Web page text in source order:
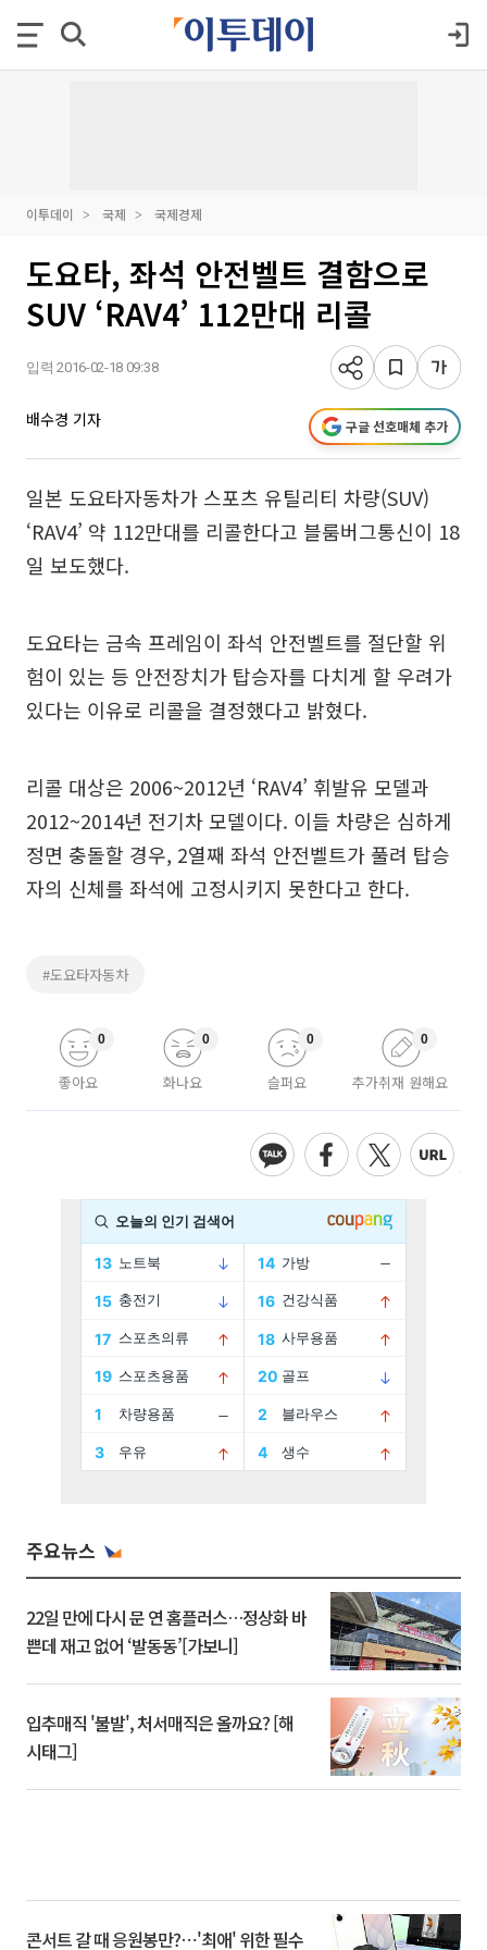
이투데이 국제 국제경제
도요타, 좌석 안전벨트 결함으로
SUV ‘RAV4’ 112만대 리콜
입력 2016-02-18 09:38
배수경 기자 구글 선호매체 추가
일본 도요타자동차가 스포츠 유틸리티 차량(SUV)
‘RAV4’ 약 112만대를 리콜한다고 블룸버그통신이 18
일 보도했다.
도요타는 금속 프레임이 좌석 안전벨트를 절단할 위
험이 있는 등 안전장치가 탑승자를 다치게 할 우려가
있다는 이유로 리콜을 결정했다고 밝혔다.
리콜 대상은 2006~2012년 ‘RAV4’ 휘발유 모델과
2012~2014년 전기차 모델이다. 이들 차량은 심하게
정면 충돌할 경우, 2열째 좌석 안전벨트가 풀려 탑승
자의 신체를 좌석에 고정시키지 못한다고 한다.
#도요타자동차
좋아요
0
화나요
0
슬퍼요
0
추가취재 원해요
0
주요뉴스
22일 만에 다시 문 연 홈플러스…정상화 바
쁜데 재고 없어 ‘발동동’[가보니]
입추매직 '불발', 처서매직은 올까요? [해
시태그]
콘서트 갈 때 응원봉만?⋯'최애' 위한 필수